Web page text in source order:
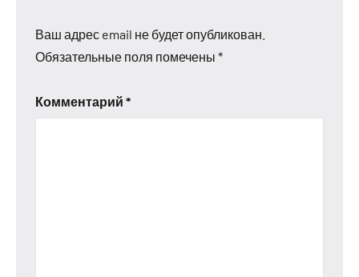
Ваш адрес email не будет опубликован.
Обязательные поля помечены *
Комментарий *